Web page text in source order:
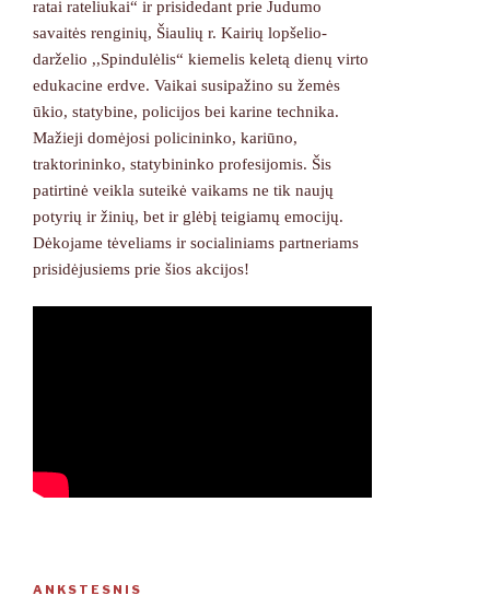
ratai rateliukai“ ir prisidedant prie Judumo
savaitės renginių, Šiaulių r. Kairių lopšelio-
darželio ,,Spindulėlis“ kiemelis keletą dienų virto
edukacine erdve. Vaikai susipažino su žemės
ūkio, statybine, policijos bei karine technika.
Mažieji domėjosi policininko, kariūno,
traktorininko, statybininko profesijomis. Šis
patirtinė veikla suteikė vaikams ne tik naujų
potyrių ir žinių, bet ir glėbį teigiamų emocijų.
Dėkojame tėveliams ir socialiniams partneriams
prisidėjusiems prie šios akcijos!
Navigacija
Ankstesnis
ANKSTESNIS